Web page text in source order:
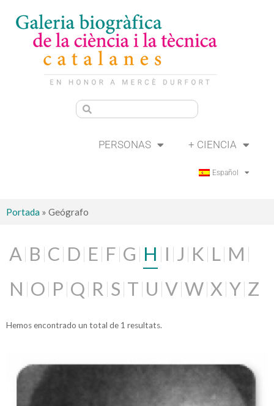
PERSONAS + CIENCIA
Español
Portada » Geógrafo
A B C D E F G H I J K L M
N O P Q R S T U V W X Y Z
Hemos encontrado un total de 1 resultats.